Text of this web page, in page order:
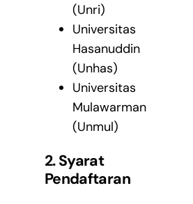
(Unri)
Universitas
Hasanuddin
(Unhas)
Universitas
Mulawarman
(Unmul)
2. Syarat
Pendaftaran